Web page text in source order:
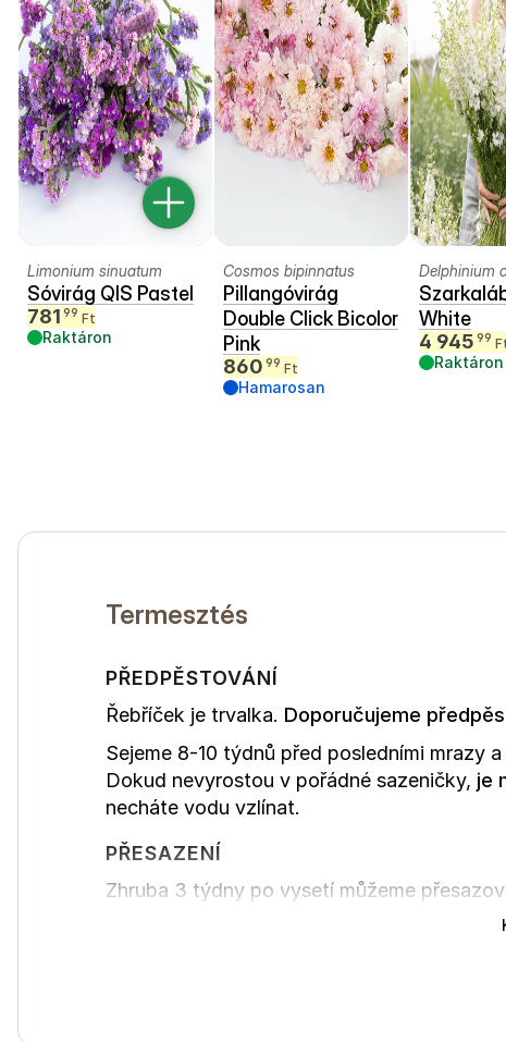
Limonium sinuatum
Sóvirág QIS Pastel
781 99 Ft
Raktáron
Cosmos bipinnatus
Pillangóvirág
Double Click Bicolor
Pink
860 99 Ft
Hamarosan
Delphinium
White
4 945 99
Raktáron
Termesztés
PŘEDPĚSTOVÁNÍ
Řebříček je trvalka. Doporučujeme
Sejeme 8-10 týdnů před posledními mrazy
Dokud nevyrostou v pořádné sazeničky, je
necháte vodu vzlínat.
PŘESAZENÍ
Zhruba 3 týdny po vysetí můžeme